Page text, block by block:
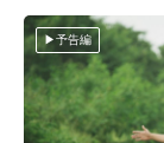
予告編